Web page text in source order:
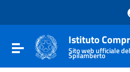
Vai al footer
Attiva / disattiva la navigazione
Istituto
Sito web ufficiale
Spilamberto